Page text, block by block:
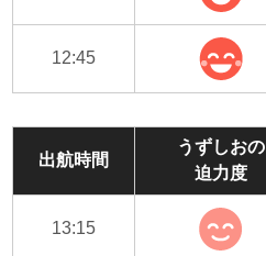
12:45
出航時間
うずしおの
迫力度
13:15